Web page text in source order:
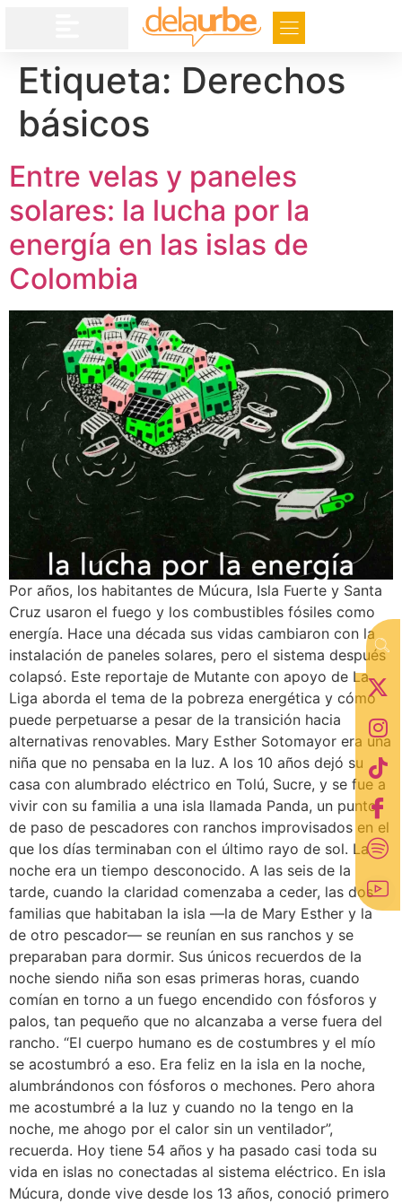
Etiqueta: Derechos
básicos
Entre velas y paneles
solares: la lucha por la
energía en las islas de
Colombia
Por años, los habitantes de Múcura, Isla Fuerte y Santa
Cruz usaron el fuego y los combustibles fósiles como
energía. Hace una década sus vidas cambiaron con la
instalación de paneles solares, pero el sistema después
colapsó. Este reportaje de Mutante con apoyo de La
Liga aborda el tema de la pobreza energética y cómo
puede perpetuarse a pesar de la transición hacia
alternativas renovables. Mary Esther Sotomayor era una
niña que no pensaba en la luz. A los 10 años dejó su
casa con alumbrado eléctrico en Tolú, Sucre, y se fue a
vivir con su familia a una isla llamada Panda, un punto
de paso de pescadores con ranchos improvisados en el
que los días terminaban con el último rayo de sol. La
noche era un tiempo desconocido. A las seis de la
tarde, cuando la claridad comenzaba a ceder, las dos
familias que habitaban la isla —la de Mary Esther y la
de otro pescador— se reunían en sus ranchos y se
preparaban para dormir. Sus únicos recuerdos de la
noche siendo niña son esas primeras horas, cuando
comían en torno a un fuego encendido con fósforos y
palos, tan pequeño que no alcanzaba a verse fuera del
rancho. “El cuerpo humano es de costumbres y el mío
se acostumbró a eso. Era feliz en la isla en la noche,
alumbrándonos con fósforos o mechones. Pero ahora
me acostumbré a la luz y cuando no la tengo en la
noche, me ahogo por el calor sin un ventilador”,
recuerda. Hoy tiene 54 años y ha pasado casi toda su
vida en islas no conectadas al sistema eléctrico. En isla
Múcura, donde vive desde los 13 años, conoció primero